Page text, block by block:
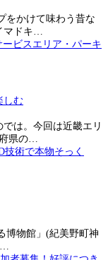
をかけて味わう昔な
マドキ…
しむ
は。今回は近畿エリ
県の…
博物館」(紀美野町神
…